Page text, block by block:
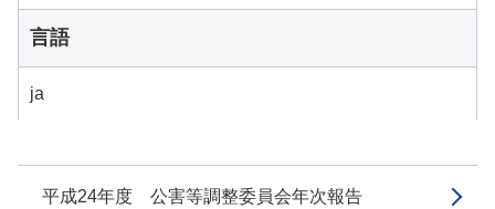
平成24年度 公害等調整委員会年次報告
言語
ja